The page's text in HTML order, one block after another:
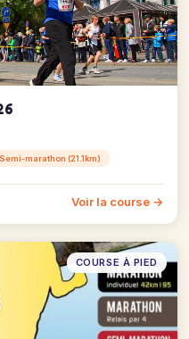
Semi-marathon (21.1km)
Voir la course →
COURSE À PIED